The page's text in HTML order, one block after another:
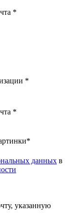
*
*
*
*
данных в
указанную